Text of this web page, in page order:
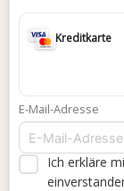
Kreditkarte
E-Mail-Adresse
Ich erkläre